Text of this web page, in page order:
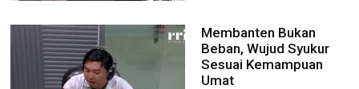
Membanten Bukan
Beban, Wujud Syukur
Sesuai Kemampuan
Umat